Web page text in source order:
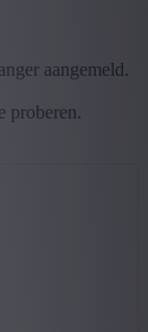
aangemeld.
proberen.